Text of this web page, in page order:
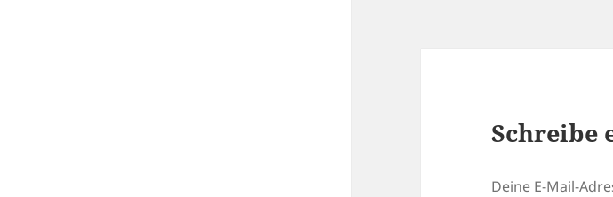
Schreibe
Deine E-Mail-